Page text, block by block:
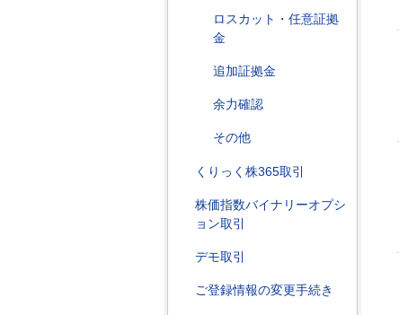
ロスカット・任意証拠
金
追加証拠金
余力確認
その他
くりっく株365取引
株価指数バイナリーオプシ
ョン取引
デモ取引
ご登録情報の変更手続き